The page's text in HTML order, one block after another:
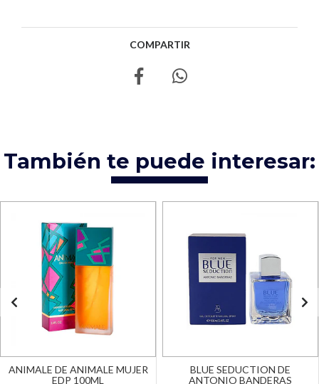
COMPARTIR
También te puede interesar:
ANIMALE DE ANIMALE MUJER
EDP 100ML
BLUE SEDUCTION DE
ANTONIO BANDERAS